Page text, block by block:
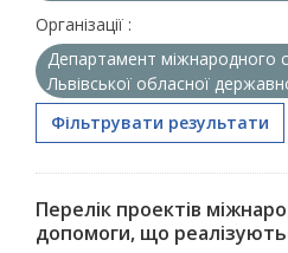
Організації :
Департамент міжнародного
Львівської обласної
Фільтрувати результати
Перелік проектів
допомоги, що